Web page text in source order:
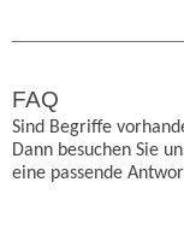
FAQ
Sind Begriffe
Dann besuchen Sie
eine passende